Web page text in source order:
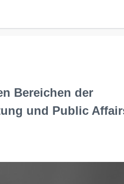
Bereichen der
und Public